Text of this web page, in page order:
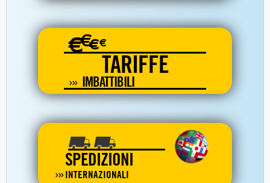
€€€€
TARIFFE
IMBATTIBILI
SPEDIZIONI
INTERNAZIONALI